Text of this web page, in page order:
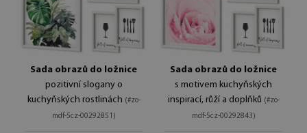
Sada obrazů do ložnice
pozitivní slogany o
kuchyňských rostlinách (#zo-
mdf-5cz-00292851)
Sada obrazů do ložnice
s motivem kuchyňských
inspirací, růží a doplňků (#zo-
mdf-5cz-00292843)